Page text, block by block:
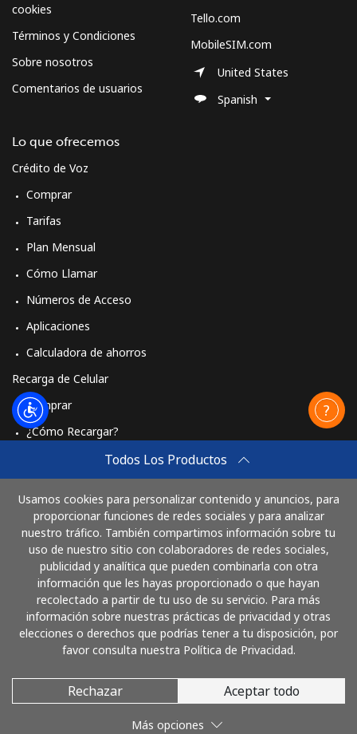
Todos Los Productos
Usamos cookies para personalizar contenido y anuncios, para
proporcionar funciones de redes sociales y para analizar
nuestro tráfico. También compartimos información sobre tu
uso de nuestro sitio con colaboradores de redes sociales,
publicidad y analítica que pueden combinarla con otra
información que les hayas proporcionado o que hayan
recolectado a partir de tu uso de su servicio. Para más
información sobre nuestras prácticas de privacidad y otras
elecciones o derechos que podrías tener a tu disposición, por
favor consulta nuestra Política de Privacidad.
Rechazar Aceptar todo
Más opciones
cookies
Términos y Condiciones
Sobre nosotros
Comentarios de usuarios
Lo que ofrecemos
Crédito de Voz
Comprar
Tarifas
Plan Mensual
Cómo Llamar
Números de Acceso
Aplicaciones
Calculadora de ahorros
Recarga de Celular
Comprar
¿Cómo Recargar?
Cómo funciona
Tello.com
MobileSIM.com
United States
Spanish
Paga con
© 2026 LlamaColombia